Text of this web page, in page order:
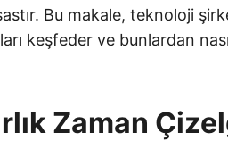
Bu makale, teknoloji
keşfeder ve bunlardan
Zaman